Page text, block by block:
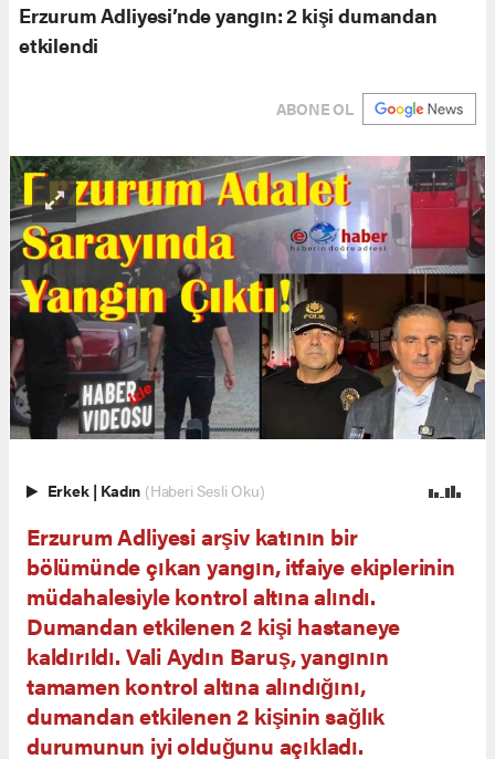
Erzurum Adliyesi’nde yangın: 2 kişi dumandan
etkilendi
ABONE OL
Erkek | Kadın (Haberi Sesli Oku)
Erzurum Adliyesi arşiv katının bir
bölümünde çıkan yangın, itfaiye ekiplerinin
müdahalesiyle kontrol altına alındı.
Dumandan etkilenen 2 kişi hastaneye
kaldırıldı. Vali Aydın Baruş, yangının
tamamen kontrol altına alındığını,
dumandan etkilenen 2 kişinin sağlık
durumunun iyi olduğunu açıkladı.